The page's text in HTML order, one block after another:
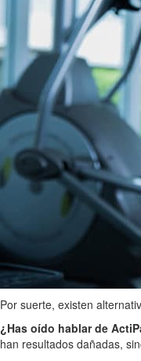
Por suerte, existen
¿Has oído hablar de
han resultados dañadas,